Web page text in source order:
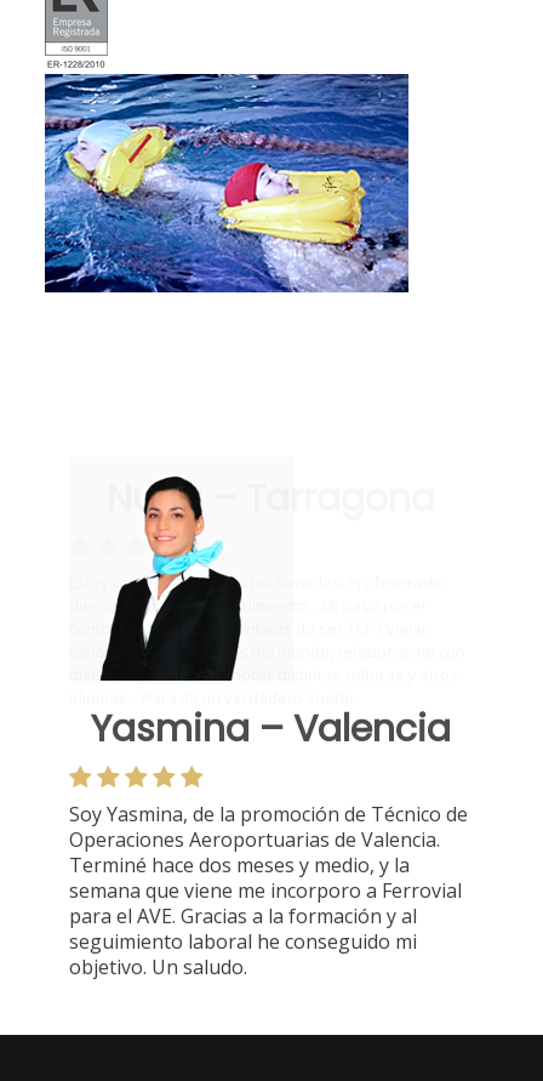
Yasmina – Valencia
Soy Yasmina, de la promoción de Técnico de
Operaciones Aeroportuarias de Valencia.
Terminé hace dos meses y medio, y la
semana que viene me incorporo a Ferrovial
para el AVE. Gracias a la formación y al
seguimiento laboral he conseguido mi
objetivo. Un saludo.